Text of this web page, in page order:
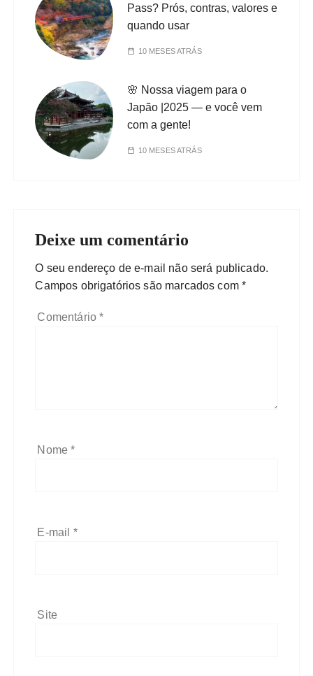
Pass? Prós, contras, valores e
quando usar
10 MESES ATRÁS
🌸 Nossa viagem para o
Japão |2025 — e você vem
com a gente!
10 MESES ATRÁS
Deixe um comentário
O seu endereço de e-mail não será publicado.
Campos obrigatórios são marcados com*
Comentário*
Nome*
E-mail *
Site